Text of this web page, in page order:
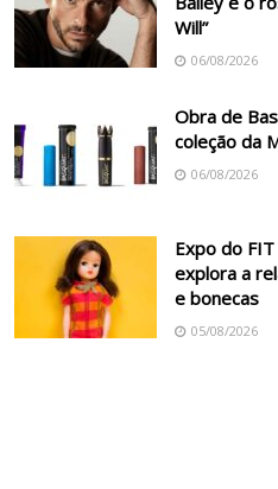
Will”
06/08/2026
Obra de
coleção da
06/08/2026
Expo do
explora a
e bonecas
05/08/2026